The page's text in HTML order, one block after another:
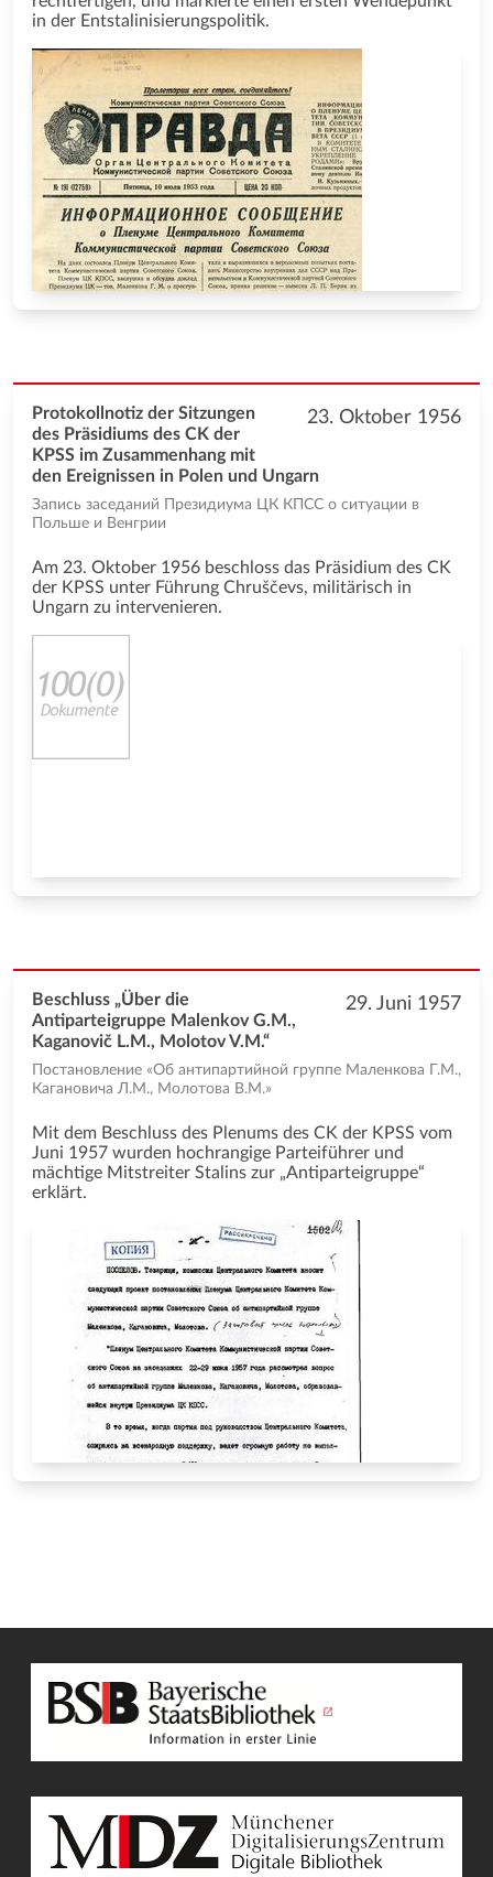
in der Entstalinisierungspolitik.
23. Oktober 1956
Protokollnotiz der Sitzungen
des Präsidiums des CK der
KPSS im Zusammenhang mit
den Ereignissen in Polen und Ungarn
Запись заседаний Президиума ЦК КПСС о ситуации в
Польше и Венгрии
Am 23. Oktober 1956 beschloss das Präsidium des CK
der KPSS unter Führung Chruščevs, militärisch in
Ungarn zu intervenieren.
29. Juni 1957
Beschluss „Über die
Antiparteigruppe Malenkov G.M.,
Kaganovič L.M., Molotov V.M.“
Постановление «Об антипартийной группе Маленкова Г.М.,
Кагановича Л.М., Молотова В.М.»
Mit dem Beschluss des Plenums des CK der KPSS vom
Juni 1957 wurden hochrangige Parteiführer und
mächtige Mitstreiter Stalins zur „Antiparteigruppe“
erklärt.